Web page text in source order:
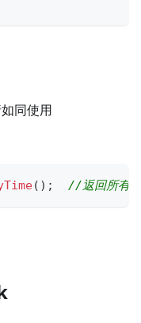
同使用
( ) ; //返回所有